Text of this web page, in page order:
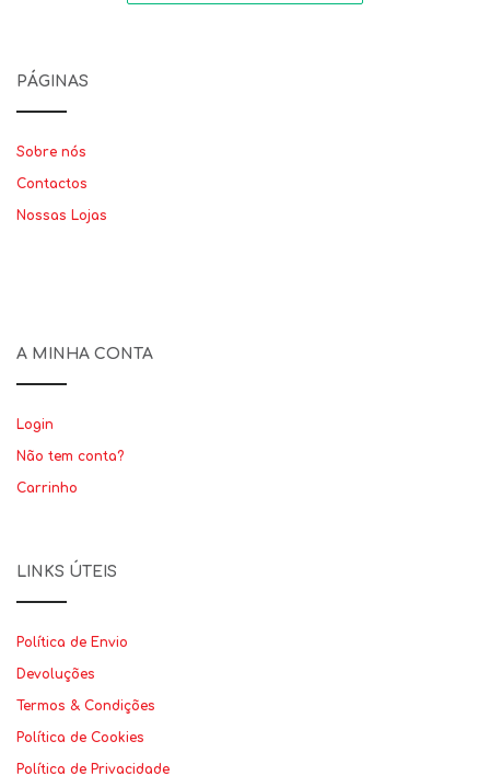
PÁGINAS
Sobre nós
Contactos
Nossas Lojas
A MINHA CONTA
Login
Não tem conta?
Carrinho
LINKS ÚTEIS
Política de Envio
Devoluções
Termos & Condições
Política de Cookies
Política de Privacidade